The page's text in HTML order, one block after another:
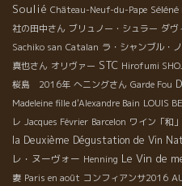
Soulié Château-Neuf-du-Pape
社の田中さん ブリュノー・シュラー ダヴ
Sachiko san Catalan ラ・シャンブル・
真也さん オリヴァー STC Hirofumi
桜島 2016年 へニングさん Garde Fou
Madeleine fille d'Alexandre Bain LOUIS
レ Jacques Février Barcelon ワイン「和」
la Deuxième Dégustation de Vin
レ・ヌーヴォー Henning Le Vin de
妻 Paris en août コンフィアンサ2016